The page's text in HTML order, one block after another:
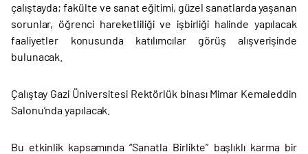
çalıştayda; fakülte ve sanat eğitimi, güzel sanatlarda yaşanan
sorunlar, öğrenci hareketliliği ve işbirliği halinde yapılacak
faaliyetler konusunda katılımcılar görüş alışverişinde
bulunacak.
Çalıştay Gazi Üniversitesi Rektörlük binası Mimar Kemaleddin
Salonu’nda yapılacak.
Bu etkinlik kapsamında “Sanatla Birlikte” başlıklı karma bir